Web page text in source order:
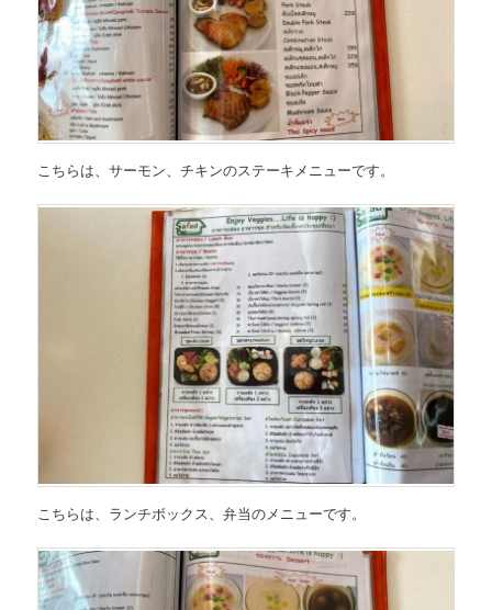
こちらは、サーモン、チキンのステーキメニューです。
こちらは、 ランチボックス、弁当のメニューです。